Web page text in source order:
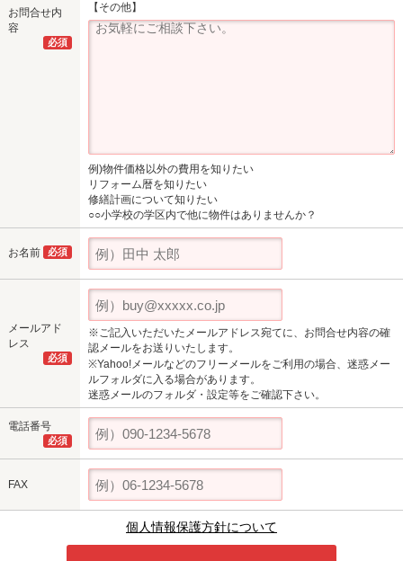
お問合せ内
容
必須
【その他】
例)物件価格以外の費用を知りたい
リフォーム暦を知りたい
修繕計画について知りたい
○○小学校の学区内で他に物件はありませんか？
お名前 必須
メールアド
レス
必須
※ご記入いただいたメールアドレス宛てに、お問合せ内容の確
認メールをお送りいたします。
※Yahoo!メールなどのフリーメールをご利用の場合、迷惑メー
ルフォルダに入る場合があります。
迷惑メールのフォルダ・設定等をご確認下さい。
電話番号
必須
FAX
個人情報保護方針について